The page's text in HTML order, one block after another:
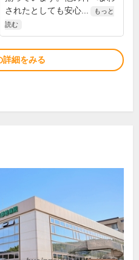
されたとしても安心...
もっと
読む
詳細をみる